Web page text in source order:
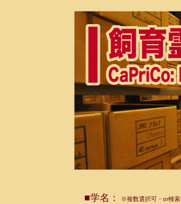
■学名： ※複数選択可・or検索